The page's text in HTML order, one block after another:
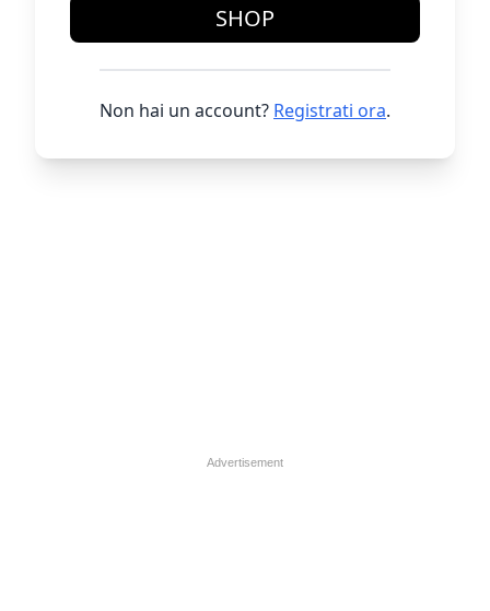
SHOP
Non hai un account? Registrati ora.